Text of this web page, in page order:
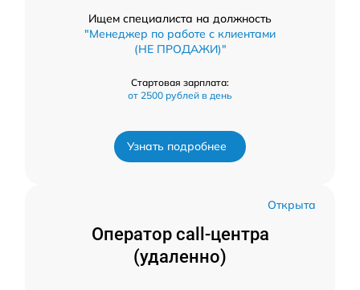
Ищем специалиста на должность
"Менеджер по работе с клиентами
(НЕ ПРОДАЖИ)"
Стартовая зарплата:
от 2500 рублей в день
Узнать подробнее
Открыта
Оператор call-центра
(удаленно)